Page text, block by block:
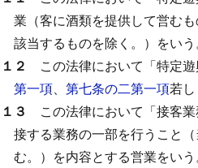
業（客に酒類を提供して営む
該当するものを除く。）をいう
１２ この法律において「特定遊
第一項、 第七条の二第一項若
１３ この法律において「接客
接する業務の一部を行うこと
む。）を内容とする営業をいう